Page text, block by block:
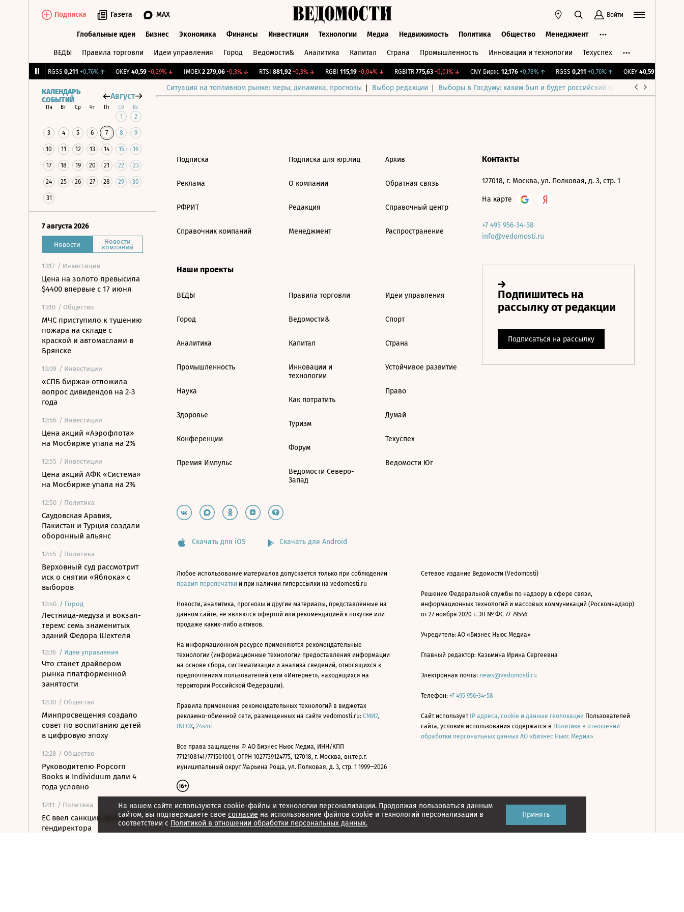
Подписка Газета MAX Войти
Глобальные идеи Бизнес Экономика Финансы Инвестиции Технологии Медиа Недвижимость Политика Общество Менеджмент
ВЕДЫ Правила торговли Идеи управления Город Ведомости& Аналитика Капитал Страна Промышленность Инновации и технологии Техуспех
RGSS 0,211 +0,76%↑ OKEY 40,59 -0,29%↓ IMOEX 2 279,06 -0,3%↓ RTSI 881,92 -0,3%↓ RGBI 115,19 -0,04%↓ RGBITR 775,63 -0,01%↓ CNY Бирж. 12,176 +0,78%↑ RGSS 0,211 +0,76%↑ OKEY 40,59 -0,29%
Ситуация на топливном рынке: меры, динамика, прогнозы Выбор редакции Выборы в Госдуму: каким был и будет российский парламент
КАЛЕНДАРЬ
СОБЫТИЙ
Август
Пн Вт Ср Чт Пт Сб Вс
1 2
3 4 5 6 7 8 9
10 11 12 13 14 15 16
17 18 19 20 21 22 23
24 25 26 27 28 29 30
31
7 августа 2026
Новости Новости
компаний
13:17 / Инвестиции
Цена на золото превысила
$4400 впервые с 17 июня
13:10 / Общество
МЧС приступило к тушению
пожара на складе с
краской и автомаслами в
Брянске
13:09 / Инвестиции
«СПБ биржа» отложила
вопрос дивидендов на 2-3
года
12:56 / Инвестиции
Цена акций «Аэрофлота»
на Мосбирже упала на 2%
12:55 / Инвестиции
Цена акций АФК «Система»
на Мосбирже упала на 2%
12:50 / Политика
Саудовская Аравия,
Пакистан и Турция создали
оборонный альянс
12:45 / Политика
Верховный суд рассмотрит
иск о снятии «Яблока» с
выборов
12:40 / Город
Лестница-медуза и вокзал-
терем: семь знаменитых
зданий Федора Шехтеля
12:36 / Идеи управления
Что станет драйвером
рынка платформенной
занятости
12:30 / Общество
Минпросвещения создало
совет по воспитанию детей
в цифровую эпоху
12:28 / Общество
Руководителю Popcorn
Books и Individuum дали 4
года условно
12:11 / Политика
ЕС ввел санкции против
гендиректора
На нашем сайте используются cookie-файлы и технологии персонализации. Продолжая пользоваться данным
сайтом, вы подтверждаете свое согласие на использование файлов cookie и технологий персонализации в
соответствии с Политикой в отношении обработки персональных данных.
Принять
Подписка
Реклама
РФРИТ
Справочник компаний
Подписка для юр.лиц
О компании
Редакция
Менеджмент
Архив
Обратная связь
Справочный центр
Распространение
Наши проекты
ВЕДЫ
Город
Аналитика
Промышленность
Наука
Здоровье
Конференции
Премия Импульс
Правила торговли
Ведомости&
Капитал
Инновации и
технологии
Как потратить
Туризм
Форум
Ведомости Северо-
Запад
Идеи управления
Спорт
Страна
Устойчивое развитие
Право
Думай
Техуспех
Ведомости Юг
Контакты
127018, г. Москва, ул. Полковая, д. 3, стр. 1
На карте
+7 495 956-34-58
info@vedomosti.ru
Скачать для iOS Скачать для Android
Любое использование материалов допускается только при соблюдении
правил перепечатки и при наличии гиперссылки на vedomosti.ru
Новости, аналитика, прогнозы и другие материалы, представленные на
данном сайте, не являются офертой или рекомендацией к покупке или
продаже каких-либо активов.
На информационном ресурсе применяются рекомендательные
технологии (информационные технологии предоставления информации
на основе сбора, систематизации и анализа сведений, относящихся к
предпочтениям пользователей сети «Интернет», находящихся на
территории Российской Федерации).
Правила применения рекомендательных технологий в виджетах
рекламно-обменной сети, размещенных на сайте vedomosti.ru: СМИ2,
INFOX, 24smi
Все права защищены © АО Бизнес Ньюс Медиа, ИНН/КПП
7712108141/771501001, ОГРН 1027739124775, 127018, г. Москва, вн.тер.г.
муниципальный округ Марьина Роща, ул. Полковая, д. 3, стр. 1 1999—2026
Сетевое издание Ведомости (Vedomosti)
Решение Федеральной службы по надзору в сфере связи,
информационных технологий и массовых коммуникаций (Роскомнадзор)
от 27 ноября 2020 г. ЭЛ № ФС 77-79546
Учредитель: АО «Бизнес Ньюс Медиа»
Главный редактор: Казьмина Ирина Сергеевна
Электронная почта: news@vedomosti.ru
Телефон: +7 495 956-34-58
Сайт использует IP адреса, cookie и данные геолокации Пользователей
сайта, условия использования содержатся в Политике в отношении
обработки персональных данных АО «Бизнес Ньюс Медиа»